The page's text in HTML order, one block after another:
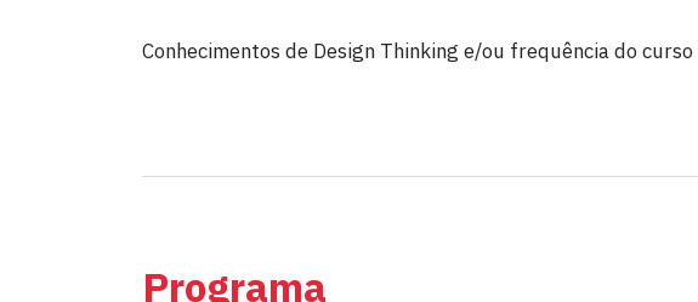
Conhecimentos de Design Thinking e/ou frequência do curso
Programa